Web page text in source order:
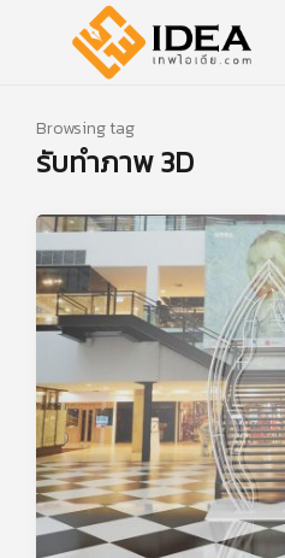
Browsing tag
รับทำภาพ 3D